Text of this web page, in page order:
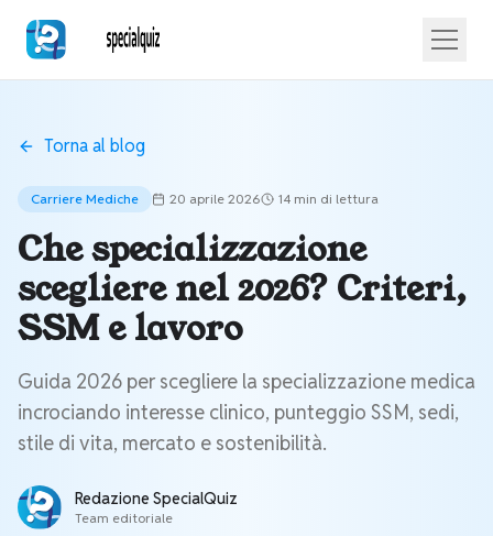
Torna al blog
Carriere Mediche 20 aprile 2026 14 min di lettura
Che specializzazione
scegliere nel 2026? Criteri,
SSM e lavoro
Guida 2026 per scegliere la specializzazione medica
incrociando interesse clinico, punteggio SSM, sedi,
stile di vita, mercato e sostenibilità.
Redazione SpecialQuiz
Team editoriale